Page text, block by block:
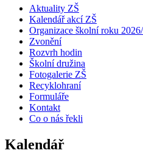
Aktuality ZŠ
Kalendář akcí ZŠ
Organizace školní roku
Zvonění
Rozvrh hodin
Školní družina
Fotogalerie ZŠ
Recyklohraní
Formuláře
Kontakt
Co o nás řekli
Kalendář